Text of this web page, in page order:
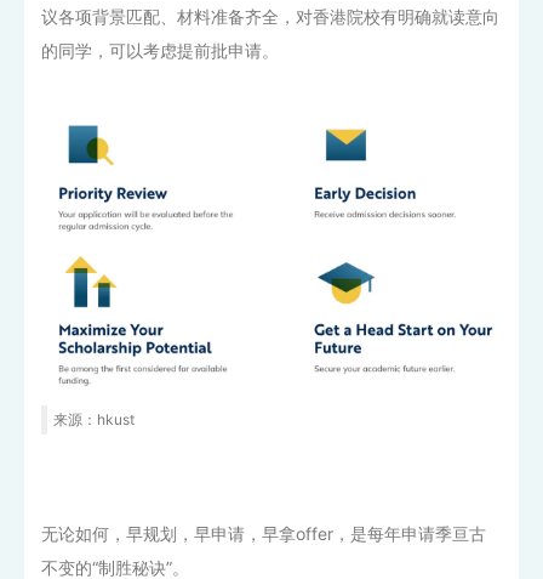
议各项背景匹配、材料准备齐全，对香港院校有明确就读意向
的同学，可以考虑提前批申请。
来源：hkust
无论如何，早规划，早申请，早拿offer，是每年申请季亘古
不变的“制胜秘诀”。